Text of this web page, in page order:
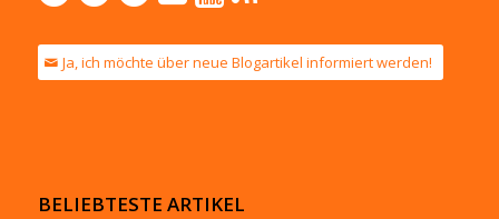
Ja, ich möchte über neue Blogartikel informiert werden!
BELIEBTESTE ARTIKEL